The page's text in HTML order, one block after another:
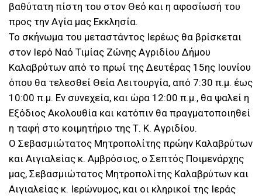
βαθύτατη πίστη του στον Θεό και η αφοσίωσή του
προς την Αγία μας Εκκλησία.
Το σκήνωμα του μεταστάντος Ιερέως θα βρίσκεται
στον Ιερό Ναό Τιμίας Ζώνης Αγριδίου Δήμου
Καλαβρύτων από το πρωί της Δευτέρας 15ης Ιουνίου
όπου θα τελεσθεί Θεία Λειτουργία, από 7:30 π.μ. έως
10:00 π.μ. Εν συνεχεία, και ώρα 12:00 π.μ., θα ψαλεί η
Εξόδιος Ακολουθία και κατόπιν θα πραγματοποιηθεί
η ταφή στο κοιμητήριο της Τ. Κ. Αγριδίου.
Ο Σεβασμιώτατος Μητροπολίτης πρώην Καλαβρύτων
και Αιγιαλείας κ. Αμβρόσιος, ο Σεπτός Ποιμενάρχης
μας, Σεβασμιώτατος Μητροπολίτης Καλαβρύτων και
Αιγιαλείας κ. Ιερώνυμος, και οι κληρικοί της Ιεράς